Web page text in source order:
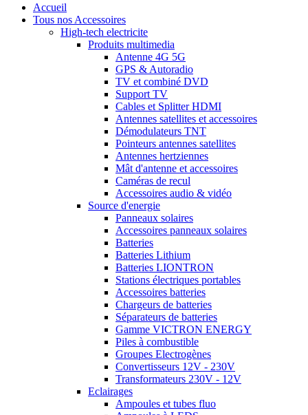
Accueil
Tous nos Accessoires
High-tech electricite
Produits multimedia
Antenne 4G 5G
GPS & Autoradio
TV et combiné DVD
Support TV
Cables et Splitter HDMI
Antennes satellites et accessoires
Démodulateurs TNT
Pointeurs antennes satellites
Antennes hertziennes
Mât d'antenne et accessoires
Caméras de recul
Accessoires audio & vidéo
Source d'energie
Panneaux solaires
Accessoires panneaux solaires
Batteries
Batteries Lithium
Batteries LIONTRON
Stations électriques portables
Accessoires batteries
Chargeurs de batteries
Séparateurs de batteries
Gamme VICTRON ENERGY
Piles à combustible
Groupes Electrogènes
Convertisseurs 12V - 230V
Transformateurs 230V - 12V
Eclairages
Ampoules et tubes fluo